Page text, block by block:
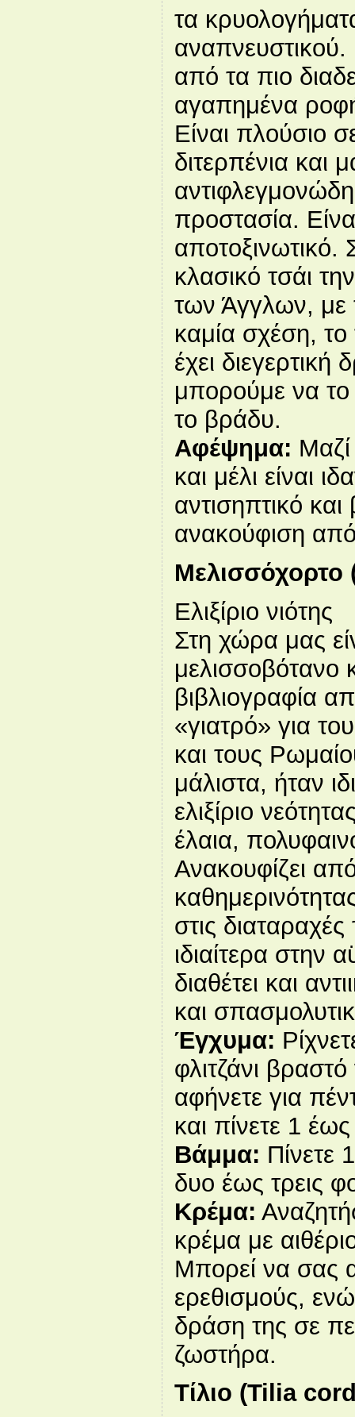
τα
αναπνευστικού.
από τα πιο
αγαπημένα
Είναι πλούσιο
διτερπένια και
αντιφλεγμονώδη
προστασία.
αποτοξινωτικό.
κλασικό τσάι
των Άγγλων, με
καμία σχέση,
έχει
μπορούμε να
το βράδυ.
Αφέψημα:
και μέλι είναι
αντισηπτικό
ανακούφιση
Ελιξίριο νιότης
Στη χώρα μας
μελισσοβότανο
βιβλιογραφία
«γιατρό» για
και τους
μάλιστα, ήταν
ελιξίριο
έλαια,
Ανακουφίζει
στις
ιδιαίτερα στην
διαθέτει και
και
Έγχυμα:
φλιτζάνι
αφήνετε για
και πίνετε 1
Βάμμα: Πίνετε
δυο έως τρεις
Κρέμα:
κρέμα με
Μπορεί να σας
ερεθισμούς, ενώ
δράση της σε
ζωστήρα.
Τίλιο (Tilia